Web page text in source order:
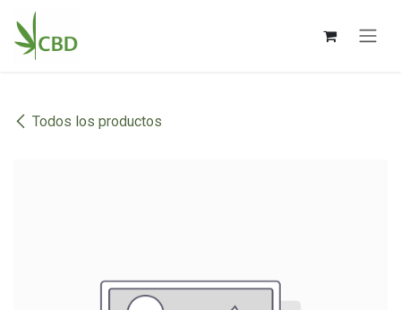
Ir al contenido
Todos los productos